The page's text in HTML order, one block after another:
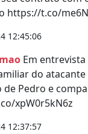
https://t.co/
12:45:06
Em
do
de Pedro e
xpW0r5kN6z
12:37:57